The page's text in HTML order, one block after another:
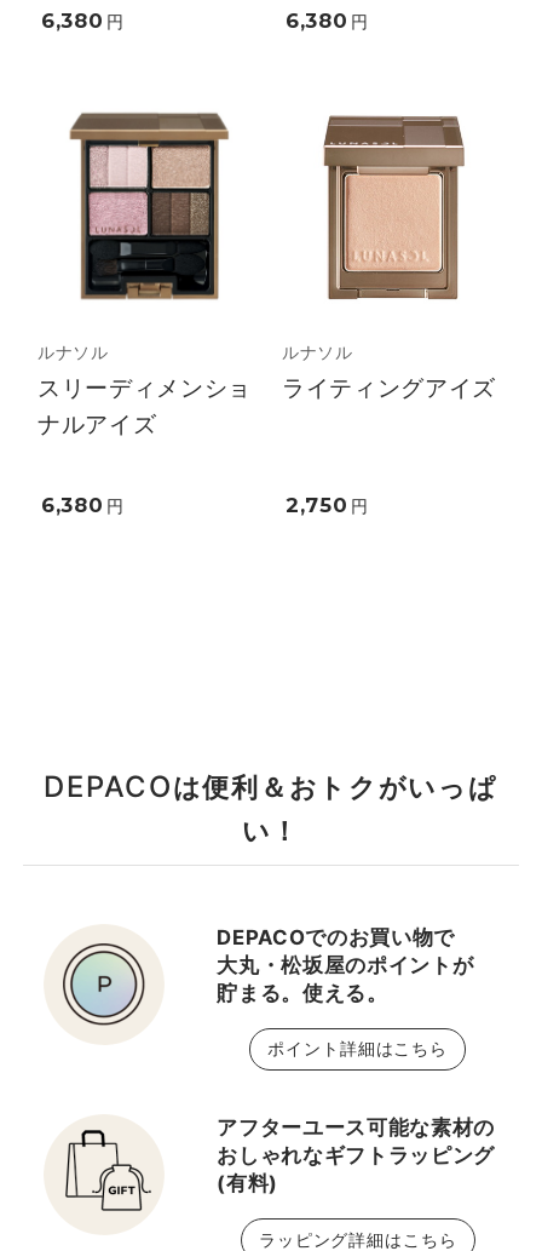
6,380 円 6,380 円
ルナソル
スリーディメンショ
ナルアイズ
6,380 円
ルナソル
ライティングアイズ
2,750 円
DEPACOは便利＆おトクがいっぱ
い！
DEPACOでのお買い物で
大丸・松坂屋のポイントが
貯まる。使える。
ポイント詳細はこちら
アフターユース可能な素材の
おしゃれなギフトラッピング
(有料)
ラッピング詳細はこちら